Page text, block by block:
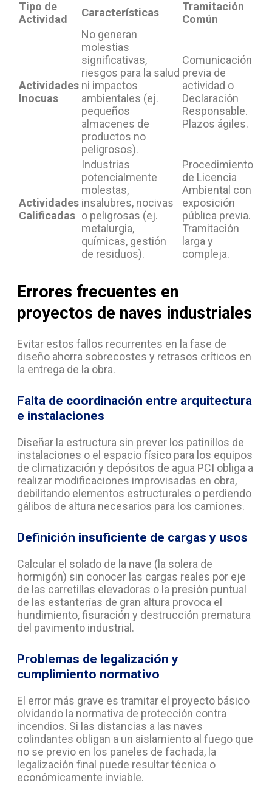
Tipo de
Actividad
Características
Tramitación
Común
Actividades
Inocuas
No generan
molestias
significativas,
riesgos para la salud
ni impactos
ambientales (ej.
pequeños
almacenes de
productos no
peligrosos).
Comunicación
previa de
actividad o
Declaración
Responsable.
Plazos ágiles.
Actividades
Calificadas
Industrias
potencialmente
molestas,
insalubres, nocivas
o peligrosas (ej.
metalurgia,
químicas, gestión
de residuos).
Procedimiento
de Licencia
Ambiental con
exposición
pública previa.
Tramitación
larga y
compleja.
Errores frecuentes en
proyectos de naves industriales
Evitar estos fallos recurrentes en la fase de
diseño ahorra sobrecostes y retrasos críticos en
la entrega de la obra.
Falta de coordinación entre arquitectura
e instalaciones
Diseñar la estructura sin prever los patinillos de
instalaciones o el espacio físico para los equipos
de climatización y depósitos de agua PCI obliga a
realizar modificaciones improvisadas en obra,
debilitando elementos estructurales o perdiendo
gálibos de altura necesarios para los camiones.
Definición insuficiente de cargas y usos
Calcular el solado de la nave (la solera de
hormigón) sin conocer las cargas reales por eje
de las carretillas elevadoras o la presión puntual
de las estanterías de gran altura provoca el
hundimiento, fisuración y destrucción prematura
del pavimento industrial.
Problemas de legalización y
cumplimiento normativo
El error más grave es tramitar el proyecto básico
olvidando la normativa de protección contra
incendios. Si las distancias a las naves
colindantes obligan a un aislamiento al fuego que
no se previo en los paneles de fachada, la
legalización final puede resultar técnica o
económicamente inviable.